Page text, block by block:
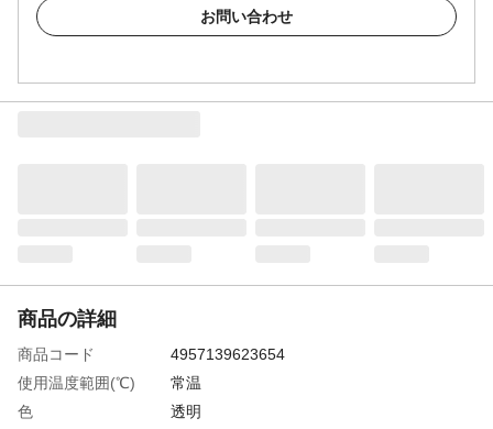
お問い合わせ
商品の詳細
商品コード
4957139623654
使用温度範囲(℃)
常温
色
透明